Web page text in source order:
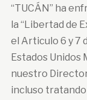
“TUCÁN” ha
la “Libertad de
el Articulo 6 y 7
Estados Unidos
nuestro Director
incluso